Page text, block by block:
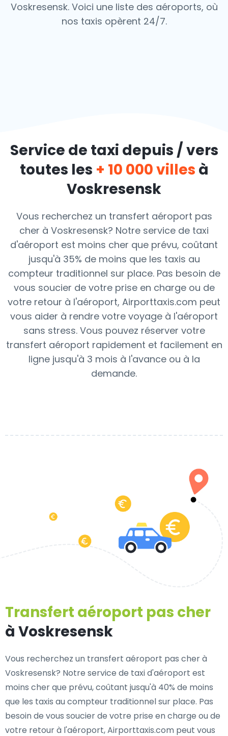
Voskresensk. Voici une liste des aéroports, où
nos taxis opèrent 24/7.
Service de taxi depuis / vers
toutes les + 10 000 villes à
Voskresensk
Vous recherchez un transfert aéroport pas
cher à Voskresensk? Notre service de taxi
d'aéroport est moins cher que prévu, coûtant
jusqu'à 35% de moins que les taxis au
compteur traditionnel sur place. Pas besoin de
vous soucier de votre prise en charge ou de
votre retour à l'aéroport, Airporttaxis.com peut
vous aider à rendre votre voyage à l'aéroport
sans stress. Vous pouvez réserver votre
transfert aéroport rapidement et facilement en
ligne jusqu'à 3 mois à l'avance ou à la
demande.
Transfert aéroport pas cher
à Voskresensk
Vous recherchez un transfert aéroport pas cher à
Voskresensk? Notre service de taxi d'aéroport est
moins cher que prévu, coûtant jusqu'à 40% de moins
que les taxis au compteur traditionnel sur place. Pas
besoin de vous soucier de votre prise en charge ou de
votre retour à l'aéroport, Airporttaxis.com peut vous